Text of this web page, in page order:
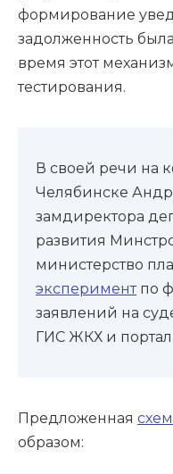
формирование
задолженность
время этот
тестирования.
В своей речи на
Челябинске
замдиректора
развития
министерство
экспериментпо
заявлений на
ГИС ЖКХ и портал
Предложенная
образом: